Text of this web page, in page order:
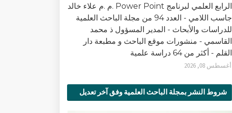
الرابع العلمي لبرنامج Power Point .م .م علاء خالد
جاسب اللامي - العدد 94 من مجلة الباحث العلمية
للدراسات والأبحاث - المدير المسؤول ذ محمد
القاسمي - منشورات موقع الباحث و مطبعة دار
القلم - أكثر من 64 دراسة علمية
أغسطس 08, 2026
شروط النشر بمجلة الباحث العلمية وفق آخر تعديل